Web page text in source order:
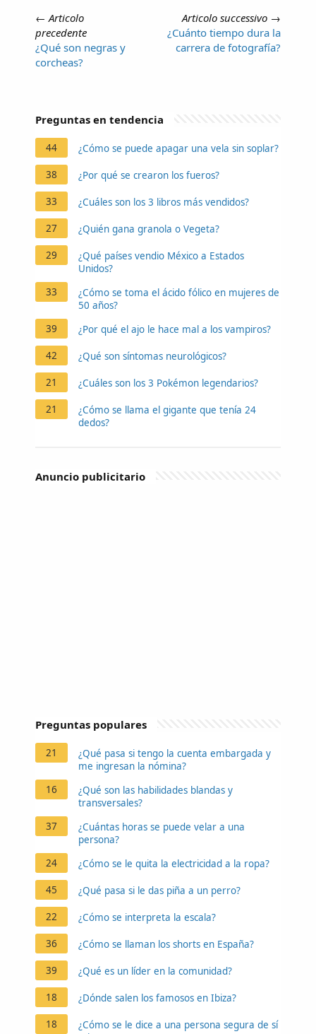
←Articolo
precedente
¿Qué son negras y
corcheas?
Articolo successivo →
¿Cuánto tiempo dura la
carrera de fotografía?
Preguntas en tendencia
44 ¿Cómo se puede apagar una vela sin soplar?
38 ¿Por qué se crearon los fueros?
33 ¿Cuáles son los 3 libros más vendidos?
27 ¿Quién gana granola o Vegeta?
29
¿Qué países vendio México a Estados
Unidos?
33
¿Cómo se toma el ácido fólico en mujeres de
50 años?
39
¿Por qué el ajo le hace mal a los vampiros?
42 ¿Qué son síntomas neurológicos?
21 ¿Cuáles son los 3 Pokémon legendarios?
21
¿Cómo se llama el gigante que tenía 24
dedos?
Anuncio publicitario
Preguntas populares
21
¿Qué pasa si tengo la cuenta embargada y
me ingresan la nómina?
16
¿Qué son las habilidades blandas y
transversales?
37
¿Cuántas horas se puede velar a una
persona?
24
¿Cómo se le quita la electricidad a la ropa?
45 ¿Qué pasa si le das piña a un perro?
22 ¿Cómo se interpreta la escala?
36 ¿Cómo se llaman los shorts en España?
39 ¿Qué es un líder en la comunidad?
18 ¿Dónde salen los famosos en Ibiza?
18
¿Cómo se le dice a una persona segura de sí